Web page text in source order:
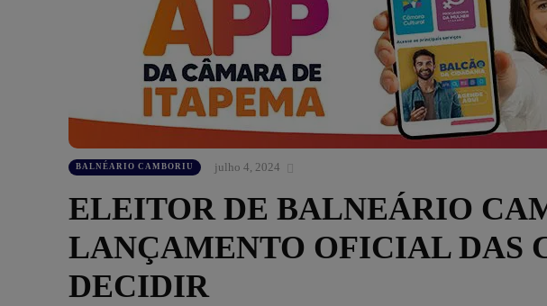
BALNÉARIO CAMBORIU julho 4, 2024
ELEITOR DE BALNEÁRIO
LANÇAMENTO OFICIAL DAS
DECIDIR